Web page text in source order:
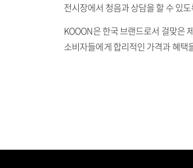
전시장에서 청음과 상담을 할 수 있
KOOON은 한국 브랜드로서 걸맞은
소비자들에게 합리적인 가격과 혜택